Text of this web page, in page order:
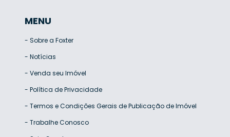
MENU
- Sobre a Foxter
- Notícias
- Venda seu Imóvel
- Política de Privacidade
- Termos e Condições Gerais de Publicação de Imóvel
- Trabalhe Conosco